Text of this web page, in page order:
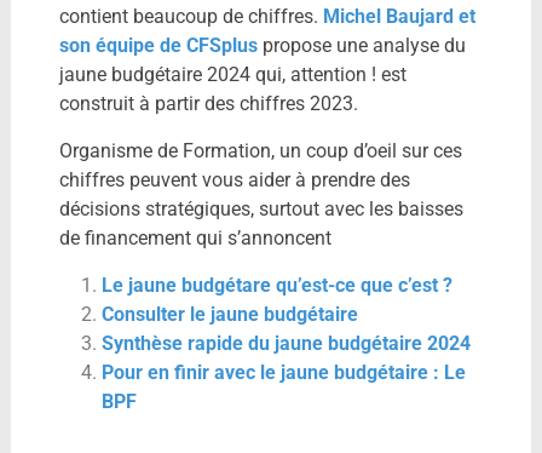
contient beaucoup de chiffres. Michel Baujard et
son équipe de CFSplus propose une analyse du
jaune budgétaire 2024 qui, attention ! est
construit à partir des chiffres 2023.
Organisme de Formation, un coup d’oeil sur ces
chiffres peuvent vous aider à prendre des
décisions stratégiques, surtout avec les baisses
de financement qui s’annoncent
Le jaune budgétare qu’est-ce que c’est ?
Consulter le jaune budgétaire
Synthèse rapide du jaune budgétaire 2024
Pour en finir avec le jaune budgétaire : Le
BPF